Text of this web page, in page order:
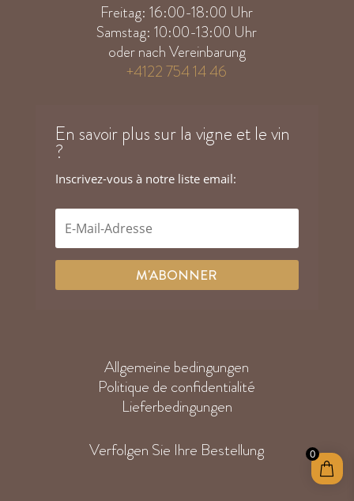
Freitag: 16:00-18:00 Uhr
Samstag: 10:00-13:00 Uhr
oder nach Vereinbarung
+4122 754 14 46
En savoir plus sur la vigne et le vin
?
Inscrivez-vous à notre liste email:
M'ABONNER
Allgemeine bedingungen
Politique de confidentialité
Lieferbedingungen
Verfolgen Sie Ihre Bestellung
0